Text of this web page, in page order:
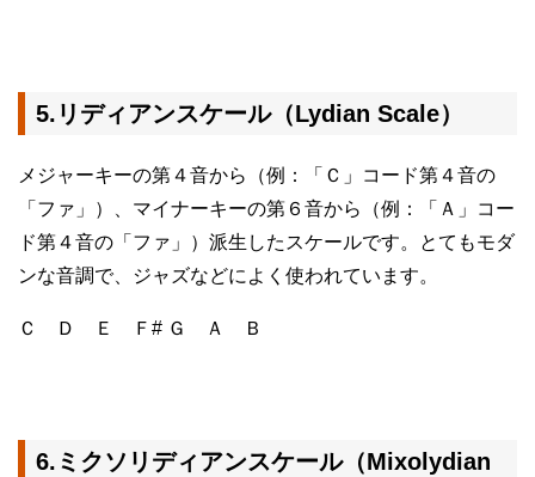
5.リディアンスケール（Lydian Scale）
メジャーキーの第４音から（例：「Ｃ」コード第４音の
「ファ」）、マイナーキーの第６音から（例：「Ａ」コー
ド第４音の「ファ」）派生したスケールです。とてもモダ
ンな音調で、ジャズなどによく使われています。
Ｃ Ｄ Ｅ Ｆ# Ｇ Ａ Ｂ
6.ミクソリディアンスケール（Mixolydian